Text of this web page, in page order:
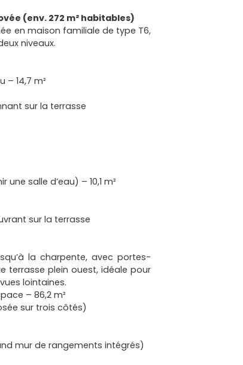
(env. 272 m² habitables)
en maison familiale de type T6,
niveaux.
14,7 m²
sur la terrasse
salle d’eau) – 10,1 m²
sur la terrasse
la charpente, avec portes-
terrasse plein ouest, idéale pour
lointaines.
– 86,2 m²
sur trois côtés)
mur de rangements intégrés)